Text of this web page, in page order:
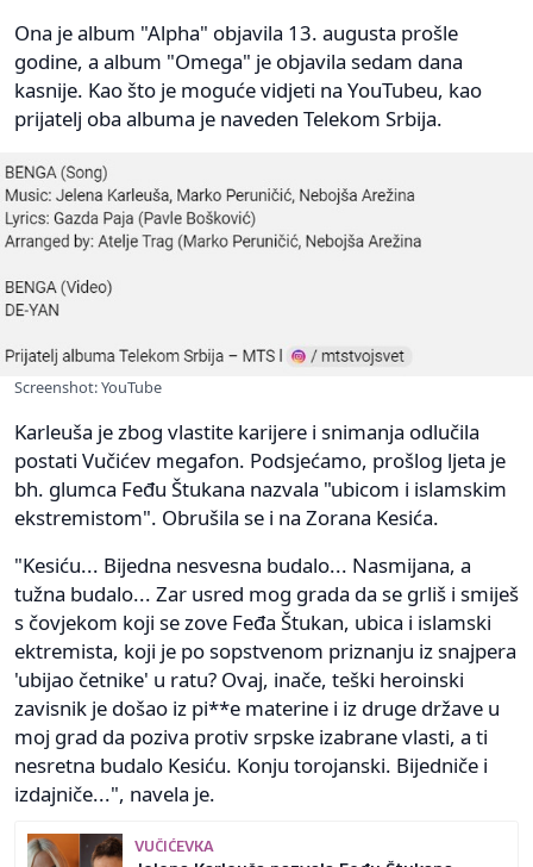
Ona je album "Alpha" objavila 13. augusta prošle
godine, a album "Omega" je objavila sedam dana
kasnije. Kao što je moguće vidjeti na YouTubeu, kao
prijatelj oba albuma je naveden Telekom Srbija.
Screenshot: YouTube
Karleuša je zbog vlastite karijere i snimanja odlučila
postati Vučićev megafon. Podsjećamo, prošlog ljeta je
bh. glumca Feđu Štukana nazvala "ubicom i islamskim
ekstremistom". Obrušila se i na Zorana Kesića.
"Kesiću... Bijedna nesvesna budalo... Nasmijana, a
tužna budalo... Zar usred mog grada da se grliš i smiješ
s čovjekom koji se zove Feđa Štukan, ubica i islamski
ektremista, koji je po sopstvenom priznanju iz snajpera
'ubijao četnike' u ratu? Ovaj, inače, teški heroinski
zavisnik je došao iz pi**e materine i iz druge države u
moj grad da poziva protiv srpske izabrane vlasti, a ti
nesretna budalo Kesiću. Konju torojanski. Bijedniče i
izdajniče...", navela je.
VUČIĆEVKA